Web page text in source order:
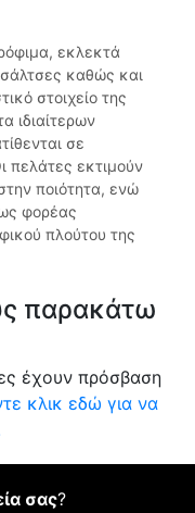
εκλεκτά
σάλτσες καθώς και
στοιχείο της
ιδιαίτερων
σε
πελάτες εκτιμούν
ποιότητα, ενώ
φορέας
πλούτου της
παρακάτω
έχουν πρόσβαση
κλικ εδώ για να
σας?